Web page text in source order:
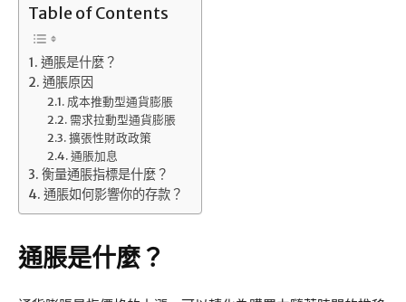
Table of Contents
通脹是什麼？
通脹原因
成本推動型通貨膨脹
需求拉動型通貨膨脹
擴張性財政政策
通脹加息
衡量通脹指標是什麼？
通脹如何影響你的存款？
通脹是什麼？